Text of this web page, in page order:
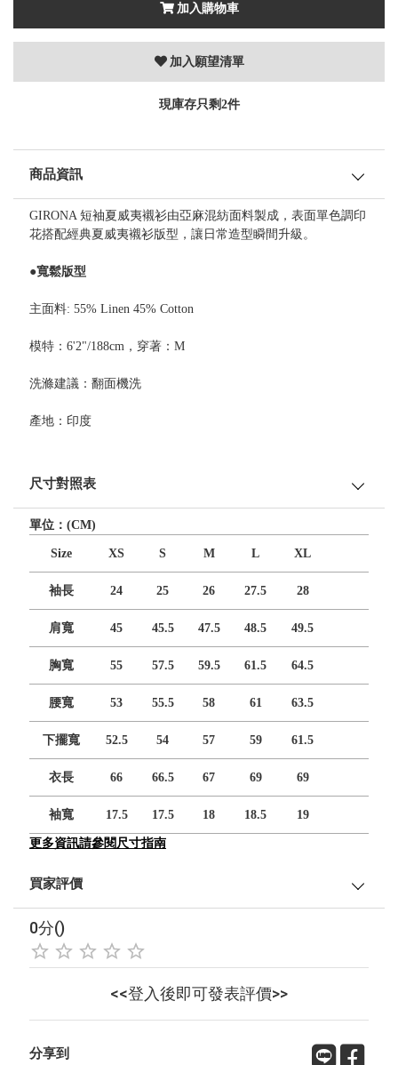
加入購物車
加入願望清單
現庫存只剩2件
商品資訊
GIRONA 短袖夏威夷襯衫由亞麻混紡面料製成，表面單色調印
花搭配經典夏威夷襯衫版型，讓日常造型瞬間升級。
●寬鬆版型
主面料: 55% Linen 45% Cotton
模特：6'2"/188cm，穿著：M
洗滌建議：翻面機洗
產地：印度
尺寸對照表
單位：(CM)
Size XS S M L XL
袖長 24 25 26 27.5 28
肩寬 45 45.5 47.5 48.5 49.5
胸寬 55 57.5 59.5 61.5 64.5
腰寬 53 55.5 58 61 63.5
下擺寬 52.5 54 57 59 61.5
衣長 66 66.5 67 69 69
袖寬 17.5 17.5 18 18.5 19
更多資訊請參閱尺寸指南
買家評價
0分()
<<登入後即可發表評價>>
分享到